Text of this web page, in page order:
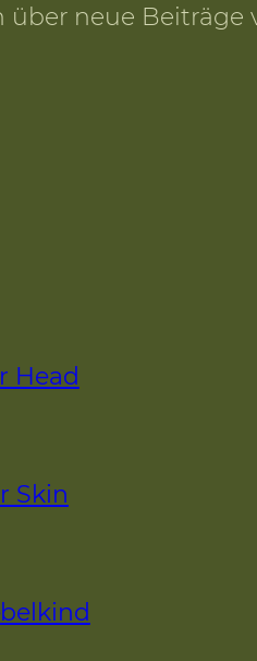
neue Beiträge
Head
Skin